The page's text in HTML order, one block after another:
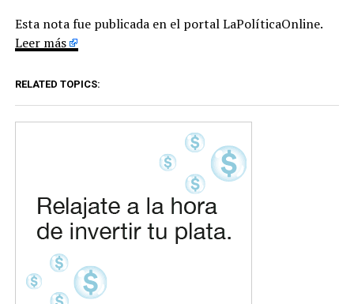
Esta nota fue publicada en el portal LaPolíticaOnline.
Leer más
RELATED TOPICS: